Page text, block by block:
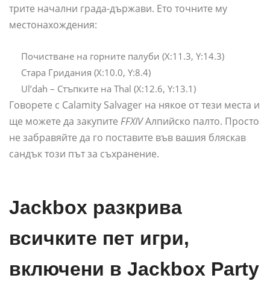
трите начални града-държави. Ето точните му
местонахождения:
Почистване на горните палуби (X:11.3, Y:14.3)
Стара Гридания (X:10.0, Y:8.4)
Ul’dah – Стъпките на Thal (X:12.6, Y:13.1)
Говорете с Calamity Salvager на някое от тези места и
ще можете да закупите FFXIVАлпийско палто. Просто
не забравяйте да го поставите във вашия бляскав
сандък този път за съхранение.
Jackbox разкрива
всичките пет игри,
включени в Jackbox Party